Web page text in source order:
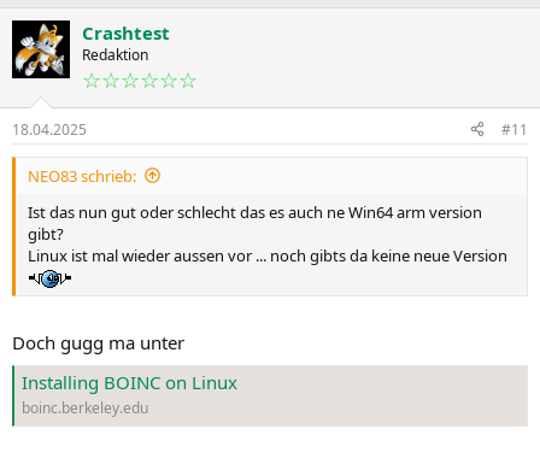
Crashtest
Redaktion
☆☆☆☆☆☆
18.04.2025 #11
NEO83 schrieb:
Ist das nun gut oder schlecht das es auch ne Win64 arm version
gibt?
Linux ist mal wieder aussen vor ... noch gibts da keine neue Version
Doch gugg ma unter
Installing BOINC on Linux
boinc.berkeley.edu